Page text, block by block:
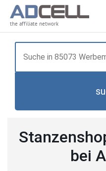
the affiliate network
bei